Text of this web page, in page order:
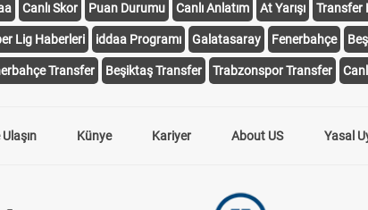
Canlı Skor Puan Durumu Canlı Anlatım At Yarışı Transfer
Lig Haberleri iddaa Programı Galatasaray Fenerbahçe
Transfer Beşiktaş Transfer Trabzonspor Transfer
Künye Kariyer About US Yasal